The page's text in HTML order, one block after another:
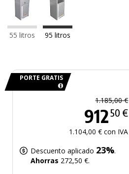
55 litros 95 litros
PORTE GRATIS
1.185,00 €
91250 €
1.104,00 € con IVA
Descuento aplicado 23%.
Ahorras 272,50 €.